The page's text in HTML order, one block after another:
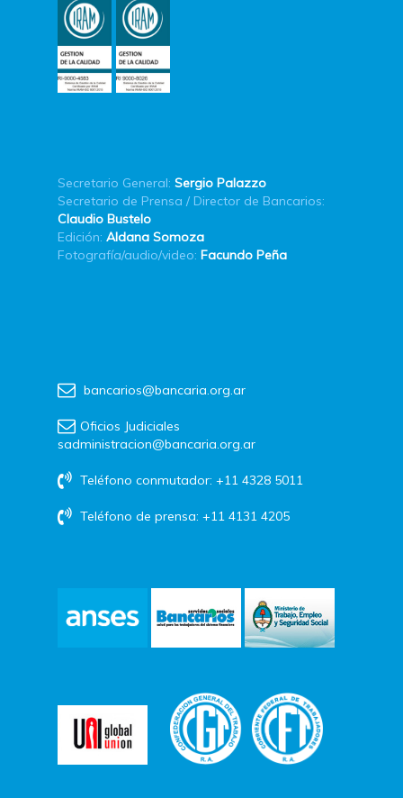
Secretario General: Sergio Palazzo
Secretario de Prensa / Director de Bancarios:
Claudio Bustelo
Edición: Aldana Somoza
Fotografía/audio/video: Facundo Peña
bancarios@bancaria.org.ar
Oficios Judiciales
sadministracion@bancaria.org.ar
Teléfono conmutador: +11 4328 5011
Teléfono de prensa: +11 4131 4205